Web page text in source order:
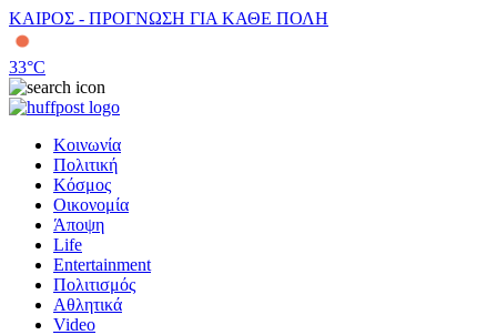
ΚΑΙΡΟΣ - ΠΡΟΓΝΩΣΗ ΓΙΑ ΚΑΘΕ ΠΟΛΗ
33°C
Κοινωνία
Πολιτική
Κόσμος
Οικονομία
Άποψη
Life
Entertainment
Πολιτισμός
Αθλητικά
Video